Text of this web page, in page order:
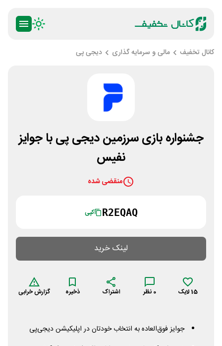
کانال تخفیف مالی و سرمایه گذاری دیجی پی
جشنواره بازی سرزمین دیجی پی با جوایز
نفیس
منقضی شده
R2EQAQ کپی
لینک خرید
15 لایک 0 نظر اشتراک ذخیره گزارش خرابی
جوایز فوق‌العاده به انتخاب خودتان در اپلیکیشن دیجی‌پی